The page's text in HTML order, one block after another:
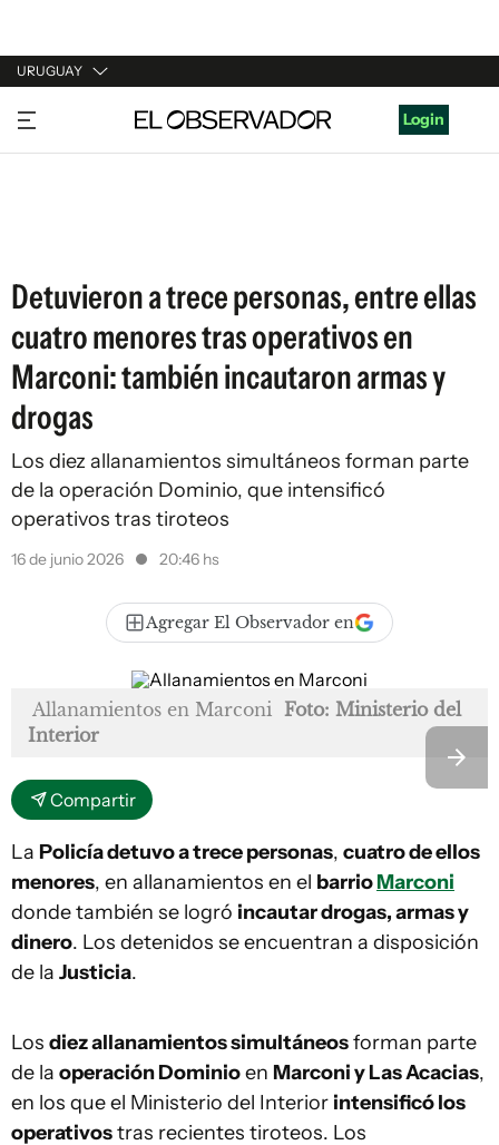
URUGUAY
URUGUAY
ARGENTINA
Login
Detuvieron a trece personas, entre ellas
cuatro menores tras operativos en
Marconi: también incautaron armas y
drogas
Los diez allanamientos simultáneos forman parte
de la operación Dominio, que intensificó
operativos tras tiroteos
16 de junio 2026 20:46 hs
Agregar El Observador en
Allanamientos en Marconi Foto: Ministerio del
Interior
Compartir
La Policía detuvo a trece personas, cuatro de ellos
menores, en allanamientos en el barrioMarconi
donde también se logró incautar drogas, armas y
dinero. Los detenidos se encuentran a disposición
de la Justicia.
Los diez allanamientos simultáneosforman parte
de la operación Dominioen Marconi y Las Acacias,
en los que el Ministerio del Interior intensificó los
operativostras recientes tiroteos. Los